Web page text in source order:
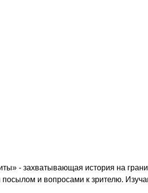
- захватывающая история на грани
посылом и вопросами к зрителю.